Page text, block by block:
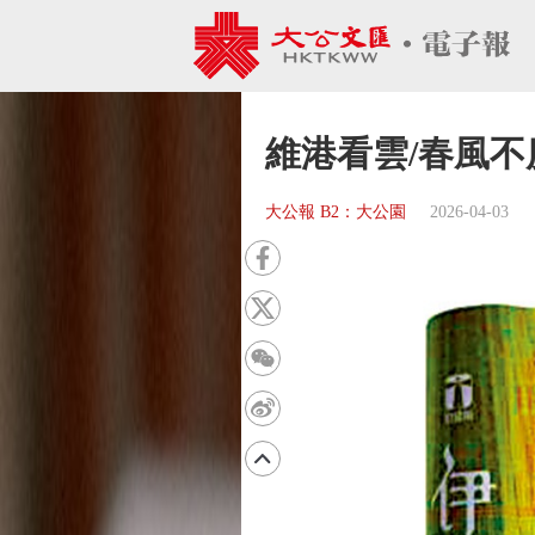
維港看雲/春風
大公報 B2：大公園 2026-04-03